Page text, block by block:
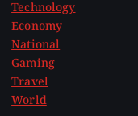
Technology
Economy
National
Gaming
Travel
World